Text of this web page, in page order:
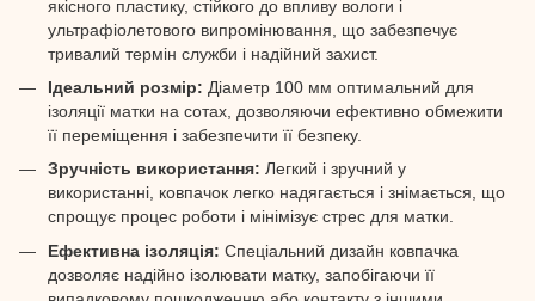
якісного пластику, стійкого до впливу вологи і
ультрафіолетового випромінювання, що забезпечує
тривалий термін служби і надійний захист.
Ідеальний розмір: Діаметр 100 мм оптимальний для
ізоляції матки на сотах, дозволяючи ефективно обмежити
її переміщення і забезпечити її безпеку.
Зручність використання: Легкий і зручний у
використанні, ковпачок легко надягається і знімається, що
спрощує процес роботи і мінімізує стрес для матки.
Ефективна ізоляція: Спеціальний дизайн ковпачка
дозволяє надійно ізолювати матку, запобігаючи її